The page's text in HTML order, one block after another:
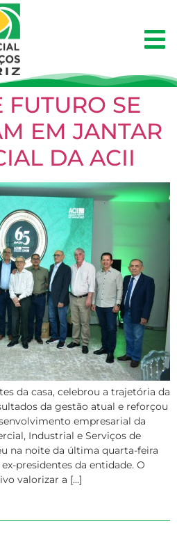
FUTURO SE
EM JANTAR
DA ACII
da casa, celebrou a trajetória da
da gestão atual e reforçou
empresarial da
Industrial e Serviços de
na noite da última quarta-feira
presidentes da entidade. O
valorizar a […]